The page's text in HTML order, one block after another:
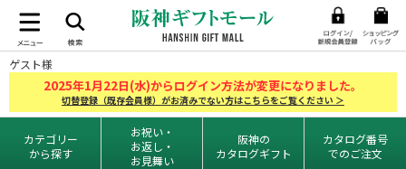
ゲスト様
2025年1月22日(水)からログイン方法が変更になりました。
切替登録（既存会員様）がお済みでない方はこちらをご覧ください ＞
カテゴリー
から探す
お祝い・
お返し・
お見舞い
阪神の
カタログギフト
カタログ番号
でのご注文